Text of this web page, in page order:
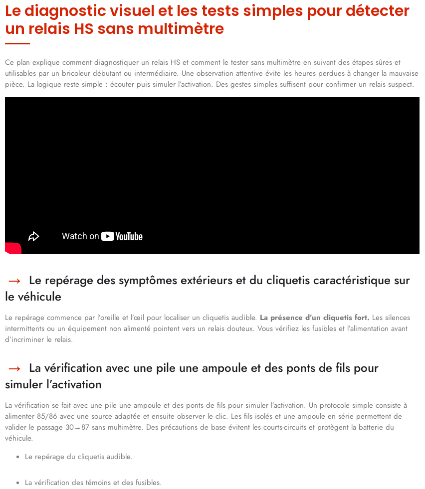
Le diagnostic visuel et les tests simples pour détecter
un relais HS sans multimètre
Ce plan explique comment diagnostiquer un relais HS et comment le tester sans multimètre en suivant des étapes sûres et
utilisables par un bricoleur débutant ou intermédiaire. Une observation attentive évite les heures perdues à changer la mauvaise
pièce. La logique reste simple : écouter puis simuler l’activation. Des gestes simples suffisent pour confirmer un relais suspect.
Le repérage des symptômes extérieurs et du cliquetis caractéristique sur
le véhicule
Le repérage commence par l’oreille et l’œil pour localiser un cliquetis audible. La présence d’un cliquetis fort. Les silences
intermittents ou un équipement non alimenté pointent vers un relais douteux. Vous vérifiez les fusibles et l’alimentation avant
d’incriminer le relais.
La vérification avec une pile une ampoule et des ponts de fils pour
simuler l’activation
La vérification se fait avec une pile une ampoule et des ponts de fils pour simuler l’activation. Un protocole simple consiste à
alimenter 85/86 avec une source adaptée et ensuite observer le clic. Les fils isolés et une ampoule en série permettent de
valider le passage 30→87 sans multimètre. Des précautions de base évitent les courts-circuits et protègent la batterie du
véhicule.
Le repérage du cliquetis audible.
La vérification des témoins et des fusibles.